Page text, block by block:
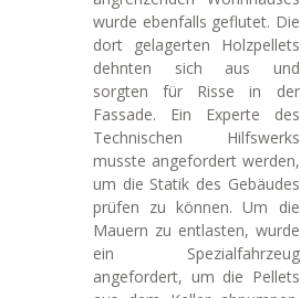
wurde ebenfalls geflutet. Die
dort gelagerten Holzpellets
dehnten sich aus und
sorgten für Risse in der
Fassade. Ein Experte des
Technischen Hilfswerks
musste angefordert werden,
um die Statik des Gebäudes
prüfen zu können. Um die
Mauern zu entlasten, wurde
ein Spezialfahrzeug
angefordert, um die Pellets